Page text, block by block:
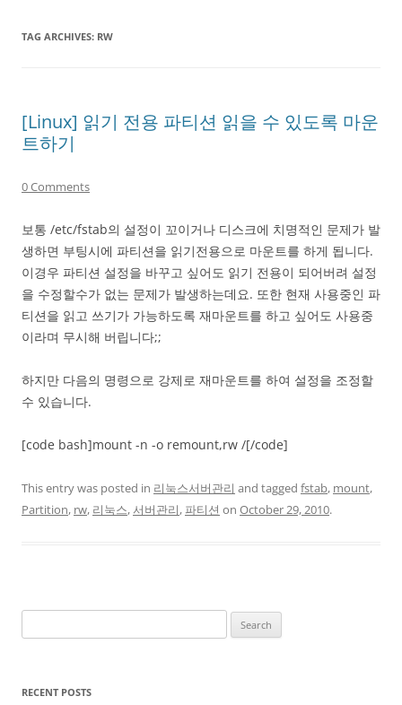
TAG ARCHIVES: RW
[Linux] 읽기 전용 파티션 읽을 수 있도록 마운
트하기
0 Comments
보통 /etc/fstab의 설정이 꼬이거나 디스크에 치명적인 문제가 발
생하면 부팅시에 파티션을 읽기전용으로 마운트를 하게 됩니다.
이경우 파티션 설정을 바꾸고 싶어도 읽기 전용이 되어버려 설정
을 수정할수가 없는 문제가 발생하는데요. 또한 현재 사용중인 파
티션을 읽고 쓰기가 가능하도록 재마운트를 하고 싶어도 사용중
이라며 무시해 버립니다;;
하지만 다음의 명령으로 강제로 재마운트를 하여 설정을 조정할
수 있습니다.
[code bash]mount -n -o remount,rw /[/code]
This entry was posted in 리눅스서버관리 and tagged fstab, mount,
Partition, rw, 리눅스, 서버관리, 파티션 on October 29, 2010.
for:
RECENT POSTS